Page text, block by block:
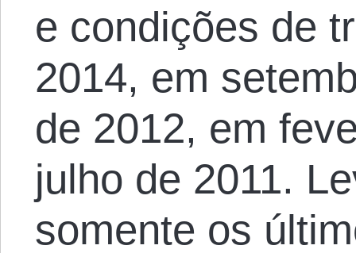
e condições de
2014, em
de 2012, em
julho de 2011.
somente os